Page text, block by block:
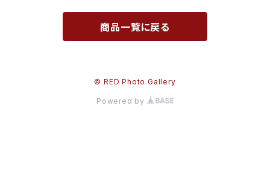
佐藤 圭司 Keiji Sato
佐藤 充 Mitsuru Sato
KOMATSU Toru
商品一覧に戻る
© RED Photo Gallery
Powered by